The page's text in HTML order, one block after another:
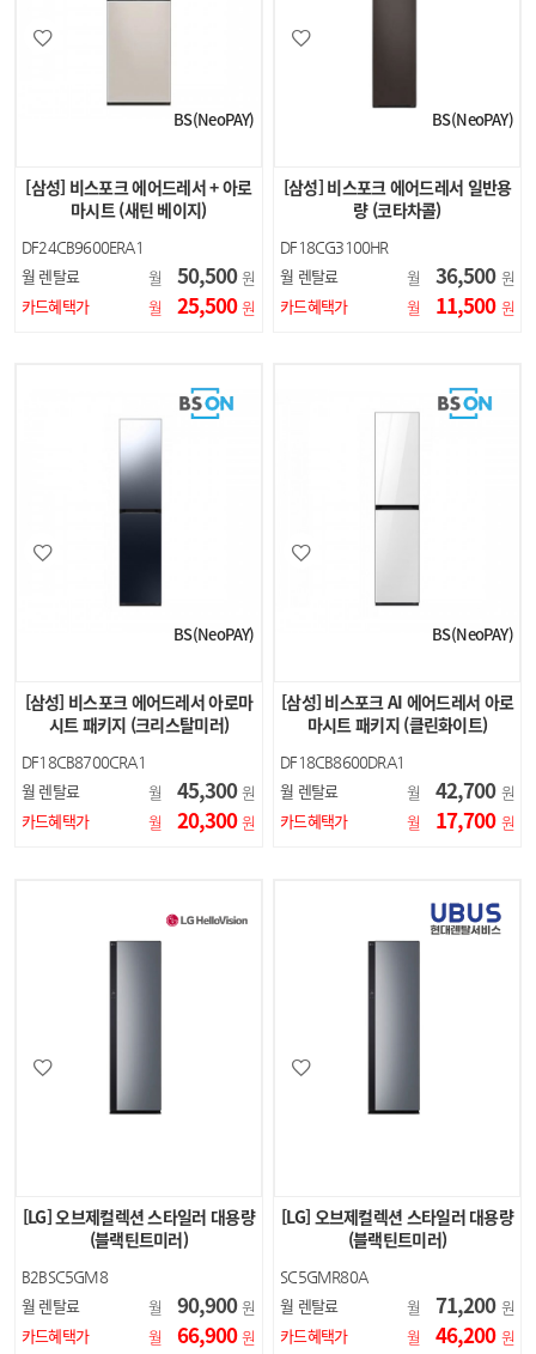
BS(NeoPAY)
[삼성] 비스포크 에어드레서 + 아로
마시트 (새틴 베이지)
DF24CB9600ERA1
월 렌탈료 월 50,500 원
카드혜택가
월 25,500 원
BS(NeoPAY)
[삼성] 비스포크 에어드레서 일반용
량 (코타차콜)
DF18CG3100HR
월 렌탈료 월 36,500 원
카드혜택가
월 11,500 원
BS(NeoPAY)
[삼성] 비스포크 에어드레서 아로마
시트 패키지 (크리스탈미러)
DF18CB8700CRA1
월 렌탈료 월 45,300 원
카드혜택가
월 20,300 원
BS(NeoPAY)
[삼성] 비스포크 AI 에어드레서 아로
마시트 패키지 (클린화이트)
DF18CB8600DRA1
월 렌탈료 월 42,700 원
카드혜택가
월 17,700 원
[LG] 오브제컬렉션 스타일러 대용량
(블랙틴트미러)
B2BSC5GM8
월 렌탈료 월 90,900 원
카드혜택가
월 66,900 원
[LG] 오브제컬렉션 스타일러 대용량
(블랙틴트미러)
SC5GMR80A
월 렌탈료 월 71,200 원
카드혜택가
월 46,200 원